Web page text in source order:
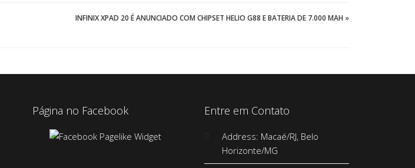
INFINIX XPAD 20 É ANUNCIADO COM CHIPSET HELIO G88 E BATERIA DE 7.000 MAH »
Página no Facebook Entre em Contato
Address: Macaé/RJ, Belo
Horizonte/MG